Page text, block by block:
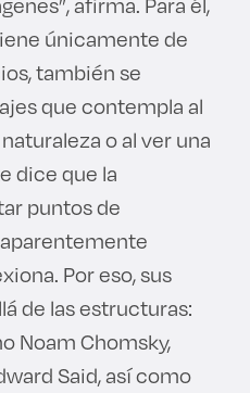
únicamente de
también se
que contempla al
o al ver una
dice que la
puntos de
Por eso, sus
de las estructuras:
Noam Chomsky,
Said, así como